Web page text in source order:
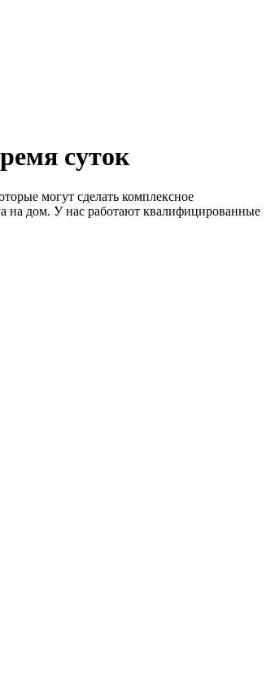
суток
могут сделать комплексное
на дом. У нас работают квалифицированные